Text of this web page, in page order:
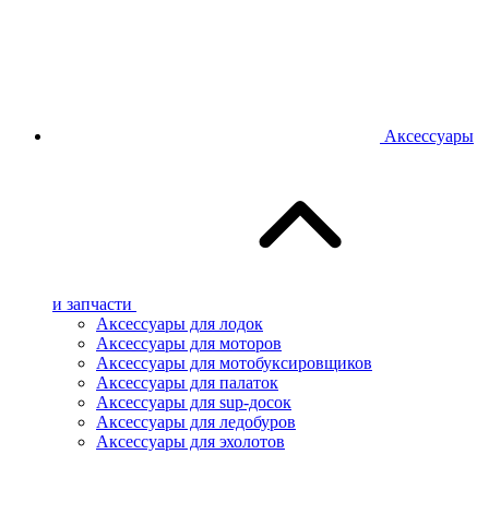
Аксессуары
и запчасти
Аксессуары для лодок
Аксессуары для моторов
Аксессуары для мотобуксировщиков
Аксессуары для палаток
Аксессуары для sup-досок
Аксессуары для ледобуров
Аксессуары для эхолотов